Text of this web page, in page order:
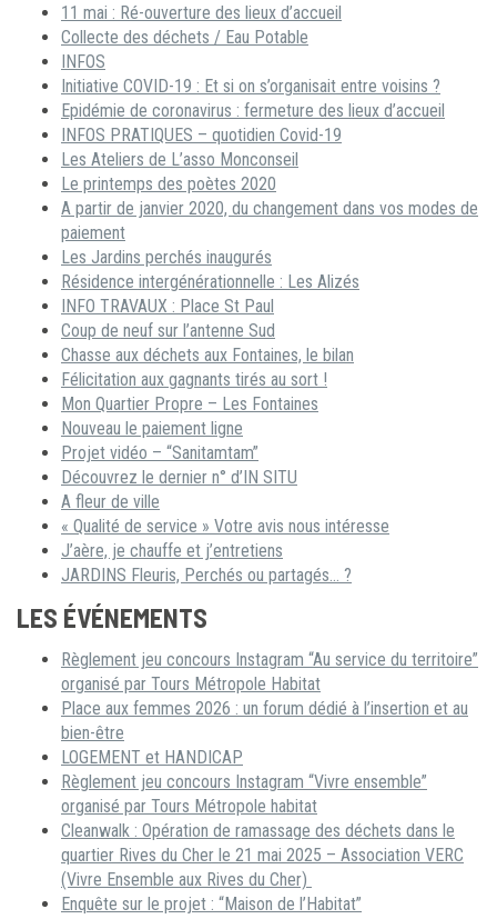
11 mai : Ré-ouverture des lieux d’accueil
Collecte des déchets / Eau Potable
INFOS
Initiative COVID-19 : Et si on s’organisait entre voisins ?
Epidémie de coronavirus : fermeture des lieux d’accueil
INFOS PRATIQUES – quotidien Covid-19
Les Ateliers de L’asso Monconseil
Le printemps des poètes 2020
A partir de janvier 2020, du changement dans vos modes de
paiement
Les Jardins perchés inaugurés
Résidence intergénérationnelle : Les Alizés
INFO TRAVAUX : Place St Paul
Coup de neuf sur l’antenne Sud
Chasse aux déchets aux Fontaines, le bilan
Félicitation aux gagnants tirés au sort !
Mon Quartier Propre – Les Fontaines
Nouveau le paiement ligne
Projet vidéo – “Sanitamtam”
Découvrez le dernier n° d’IN SITU
A fleur de ville
« Qualité de service » Votre avis nous intéresse
J’aère, je chauffe et j’entretiens
JARDINS Fleuris, Perchés ou partagés… ?
LES ÉVÉNEMENTS
Règlement jeu concours Instagram “Au service du territoire”
organisé par Tours Métropole Habitat
Place aux femmes 2026 : un forum dédié à l’insertion et au
bien-être
LOGEMENT et HANDICAP
Règlement jeu concours Instagram “Vivre ensemble”
organisé par Tours Métropole habitat
Cleanwalk : Opération de ramassage des déchets dans le
quartier Rives du Cher le 21 mai 2025 – Association VERC
(Vivre Ensemble aux Rives du Cher)
Enquête sur le projet : “Maison de l’Habitat”